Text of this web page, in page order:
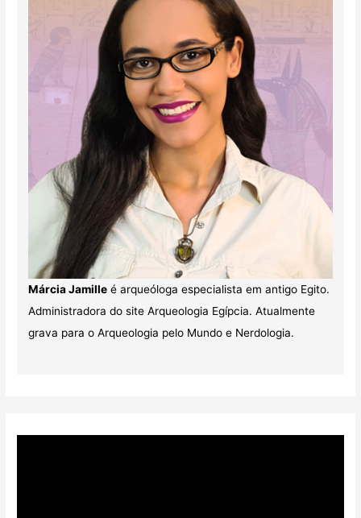
Márcia Jamilleé arqueóloga especialista em antigo Egito.
Administradora do site Arqueologia Egípcia. Atualmente
grava para o Arqueologia pelo Mundo e Nerdologia.